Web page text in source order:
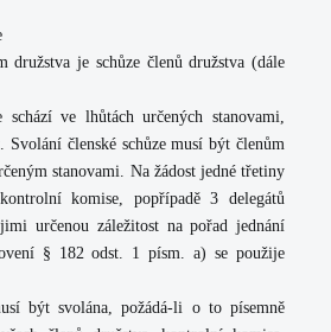
družstva je schůze členů družstva (dále
schází ve lhůtách určených stanovami,
Svolání členské schůze musí být členům
stanovami. Na žádost jedné třetiny
komise, popřípadě 3 delegátů
určenou záležitost na pořad jednání
§ 182 odst. 1 písm. a) se použije
být svolána, požádá-li o to písemně